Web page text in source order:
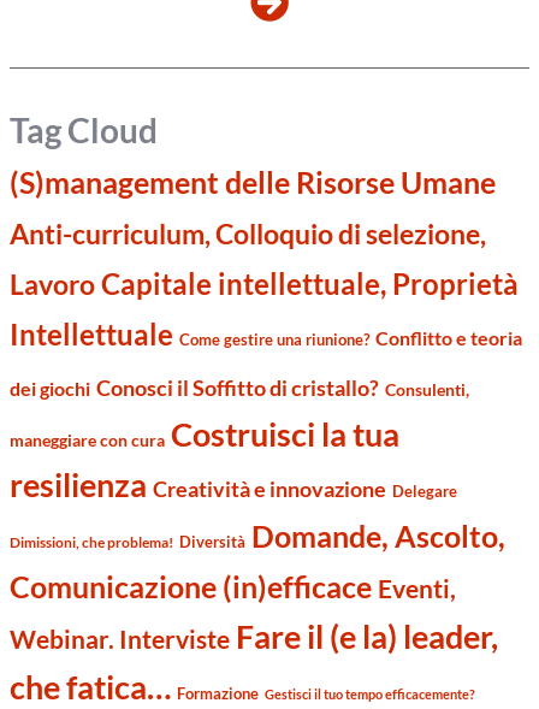
Tag Cloud
(S)management delle Risorse Umane
Anti-curriculum, Colloquio di selezione,
LavoroCapitale intellettuale, Proprietà
Intellettuale Come gestire una riunione? Conflitto e teoria
dei giochi Conosci il Soffitto di cristallo? Consulenti,
maneggiare con cura Costruisci la tua
resilienza Creatività e innovazione Delegare
Dimissioni, che problema! Diversità Domande, Ascolto,
Comunicazione (in)efficace Eventi,
Webinar. Interviste Fare il (e la) leader,
che fatica… Formazione Gestisci il tuo tempo efficacemente?